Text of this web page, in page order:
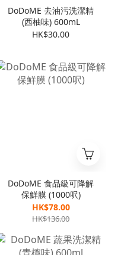
DoDoME 去油污洗潔精
(西柚味) 600mL
HK$30.00
DoDoME 食品級可降解
保鮮膜 (1000呎)
HK$78.00
HK$136.00